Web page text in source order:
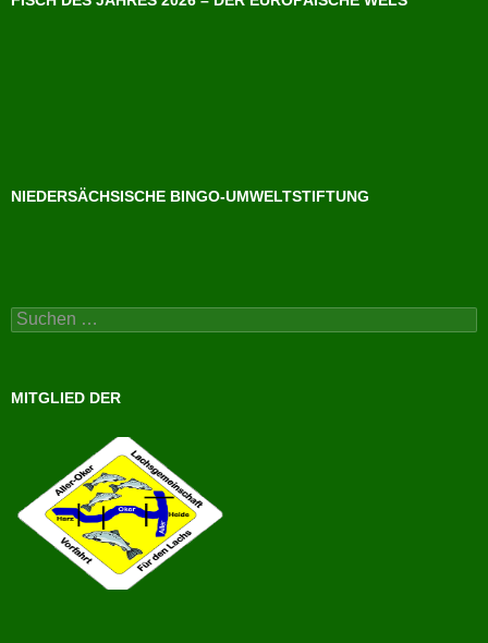
NIEDERSÄCHSISCHE BINGO-UMWELTSTIFTUNG
Suchen
nach:
MITGLIED DER